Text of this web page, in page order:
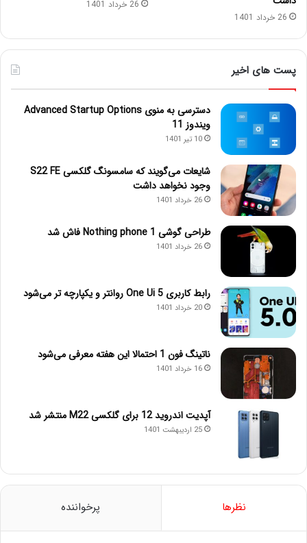
26 خرداد 1401
26 خرداد 1401
پست های اخیر
دسترسی به منوی Advanced Startup Options
ویندوز 11
10 تیر 1401
شایعات می‌گویند که سامسونگ گلکسی S22 FE
وجود نخواهد داشت
26 خرداد 1401
طراحی گوشی Nothing phone 1 فاش شد
26 خرداد 1401
رابط کاربری One Ui 5 روانتر و یکپارچه تر می‌شود
20 خرداد 1401
ناتینگ فون 1 احتمالا این هفته معرفی می‌شود
16 خرداد 1401
آپدیت اندروید 12 برای گلکسی M22 منتشر شد
25 اردیبهشت 1401
نظرها پرخواننده